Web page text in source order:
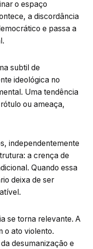
o espaço
a discordância
e passa a
subtil de
ideológica no
Uma tendência
ou ameaça,
independentemente
a crença de
Quando essa
deixa de ser
se torna relevante. A
o ato violento.
desumanização e